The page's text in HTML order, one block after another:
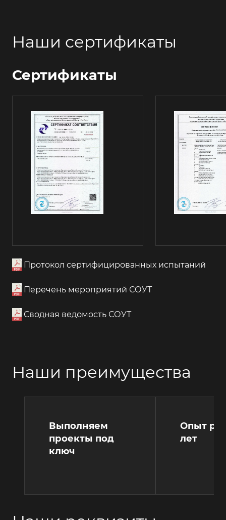
Наши сертификаты
Сертификаты
Протокол сертифицированных испытаний
Перечень мероприятий СОУТ
Сводная ведомость СОУТ
Наши преимущества
Выполняем
проекты под
ключ
Опыт
лет